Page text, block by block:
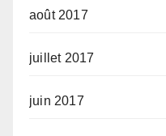
août 2017
juillet 2017
juin 2017